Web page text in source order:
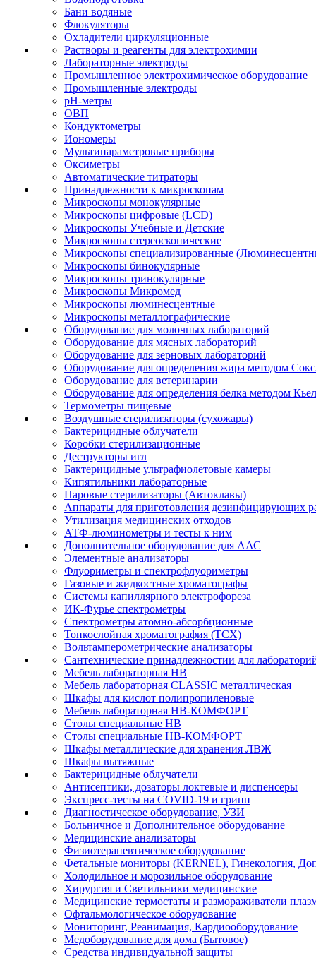
Бани водяные
Флокуляторы
Охладители циркуляционные
Растворы и реагенты для электрохимии
Лабораторные электроды
Промышленное электрохимическое оборудование
Промышленные электроды
pH-метры
ОВП
Кондуктометры
Иономеры
Мультипараметровые приборы
Оксиметры
Автоматические титраторы
Принадлежности к микроскопам
Микроскопы монокулярные
Микроскопы цифровые (LCD)
Микроскопы Учебные и Детские
Микроскопы стереоскопические
Микроскопы специализированные
Микроскопы бинокулярные
Микроскопы тринокулярные
Микроскопы Микромед
Микроскопы люминесцентные
Микроскопы металлографические
Оборудование для молочных лабораторий
Оборудование для мясных лабораторий
Оборудование для зерновых лабораторий
Оборудование для определения жира методом
Оборудование для ветеринарии
Оборудование для определения белка методом
Термометры пищевые
Воздушные стерилизаторы (сухожары)
Бактерицидные облучатели
Коробки стерилизационные
Деструкторы игл
Бактерицидные ультрафиолетовые камеры
Кипятильники лабораторные
Паровые стерилизаторы (Автоклавы)
Аппараты для приготовления дезинфицирующих
Утилизация медицинских отходов
АТФ-люминометры и тесты к ним
Дополнительное оборудование для ААС
Элементные анализаторы
Флуориметры и спектрофлуориметры
Газовые и жидкостные хроматографы
Системы капиллярного электрофореза
ИК-Фурье спектрометры
Спектрометры атомно-абсорбционные
Тонкослойная хроматография (ТСХ)
Вольтамперометрические анализаторы
Сантехнические принадлежностии для
Мебель лабораторная НВ
Мебель лабораторная CLASSIC металлическая
Шкафы для кислот полипропиленовые
Мебель лабораторная НВ-КОМФОРТ
Столы специальные НВ
Столы специальные НВ-КОМФОРТ
Шкафы металлические для хранения ЛВЖ
Шкафы вытяжные
Бактерицидные облучатели
Антисептики, дозаторы локтевые и диспенсеры
Экспресс-тесты на COVID-19 и грипп
Диагностическое оборудование, УЗИ
Больничное и Дополнительное оборудование
Медицинские анализаторы
Физиотерапевтическое оборудование
Фетальные мониторы (KERNEL), Гинекология,
Холодильное и морозильное оборудование
Хирургия и Светильники медицинские
Медицинские термостаты и размораживатели
Офтальмологическое оборудование
Мониторинг, Реанимация, Кардиооборудование
Медоборудование для дома (Бытовое)
Средства индивидуальной защиты